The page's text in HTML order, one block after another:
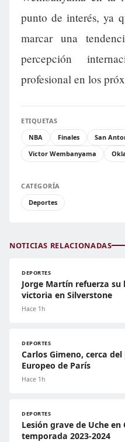
punto de interés, ya
marcar una
percepción
profesional en los
ETIQUETAS
NBA
Finales
San
Victor Wembanyama
CATEGORÍA
Deportes
NOTICIAS RELACIONADAS
DEPORTES
Jorge Martín refuerza
victoria en Silverstone
Hace 1h
DEPORTES
Carlos Gimeno, cerca
Europeo de París
Hace 1h
DEPORTES
Lesión grave de Uche
temporada 2023-2024